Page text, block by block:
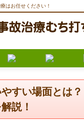
はお任せください！
すい場面とは
説！